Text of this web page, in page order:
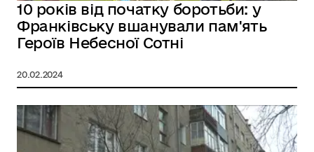
10 років від початку боротьби: у
Франківську вшанували пам'ять
Героїв Небесної Сотні
20.02.2024